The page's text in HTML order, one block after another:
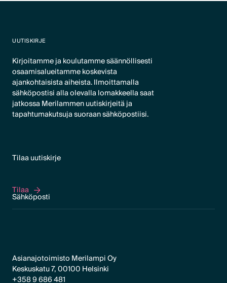
UUTISKIRJE
Kirjoitamme ja koulutamme säännöllisesti
osaamisalueitamme koskevista
ajankohtaisista aiheista. Ilmoittamalla
sähköpostisi alla olevalla lomakkeella saat
jatkossa Merilammen uutiskirjeitä ja
tapahtumakutsuja suoraan sähköpostiisi.
Tilaa uutiskirje
Tilaa
Tilaa
Asianajotoimisto Merilampi Oy
Keskuskatu 7, 00100 Helsinki
+358 9 686 481